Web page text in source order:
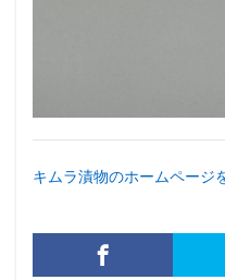
キムラ漬物のホームページ